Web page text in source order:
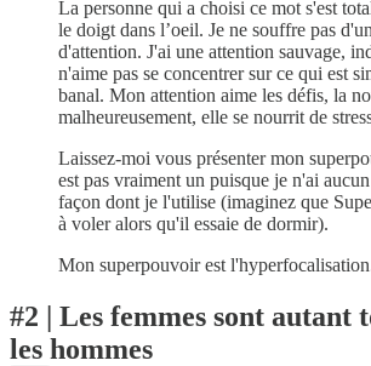
La personne qui a choisi ce mot s'est
le doigt dans l’oeil. Je ne souffre pas d'un
d'attention. J'ai une attention sauvage,
n'aime pas se concentrer sur ce qui est
banal. Mon attention aime les défis, la
malheureusement, elle se nourrit de
Laissez-moi vous présenter mon
est pas vraiment un puisque je n'ai
façon dont je l'utilise (imaginez que
à voler alors qu'il essaie de dormir).
Mon superpouvoir est
#2 | Les femmes sont autant
les hommes